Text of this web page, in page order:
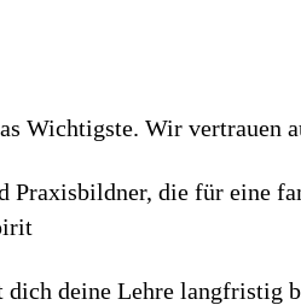
Wichtigste. Wir vertrauen
Praxisbildner, die für eine
dich deine Lehre langfristig